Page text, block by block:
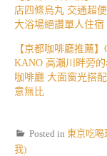
店四條烏丸 交通超
大浴場絕讚單人住宿
【京都咖啡廳推薦】
KANO 高瀨川畔旁
咖啡廳 大面窗光搭
意無比
Posted in 東京吃喝
我)